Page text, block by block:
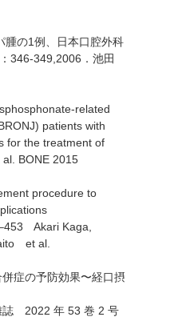
腫の1例、日本口腔外科
346-349,2006．池田
related
patients with
for the treatment of
BONE 2015
procedure to
Akari Kaga,
et al.
症の予防効果〜経口摂
2022 年 53 巻 2 号